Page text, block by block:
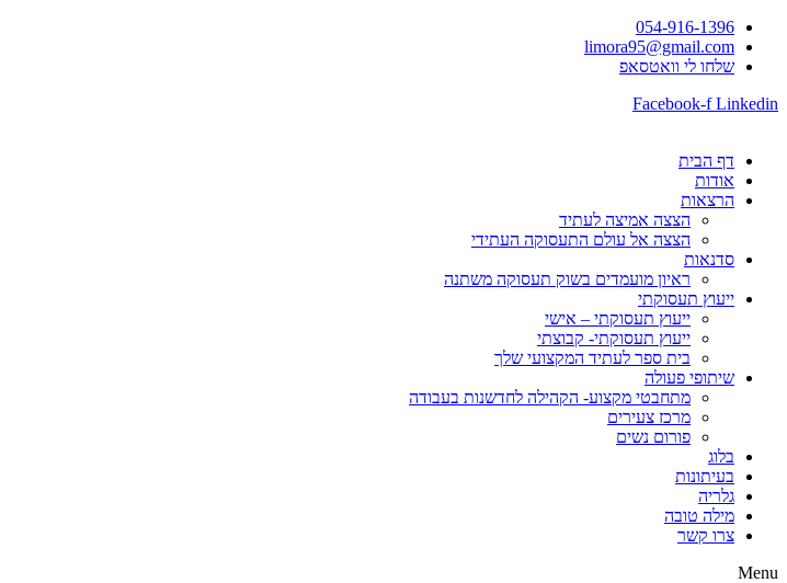
054-916-1396
limora95@gmail.com
שלחו לי וואטסאפ
Facebook-f Linkedin
דף הבית
אודות
הרצאות
הצצה אמיצה לעתיד
הצצה אל עולם התעסוקה העתידי
סדנאות
ראיון מועמדים בשוק תעסוקה משתנה
ייעוץ תעסוקתי
ייעוץ תעסוקתי – אישי
ייעוץ תעסוקתי- קבוצתי
בית ספר לעתיד המקצועי שלך
שיתופי פעולה
מתחבטי מקצוע- הקהילה לחדשנות בעבודה
מרכז צעירים
פורום נשים
בלוג
בעיתונות
גלריה
מילה טובה
צרו קשר
Menu